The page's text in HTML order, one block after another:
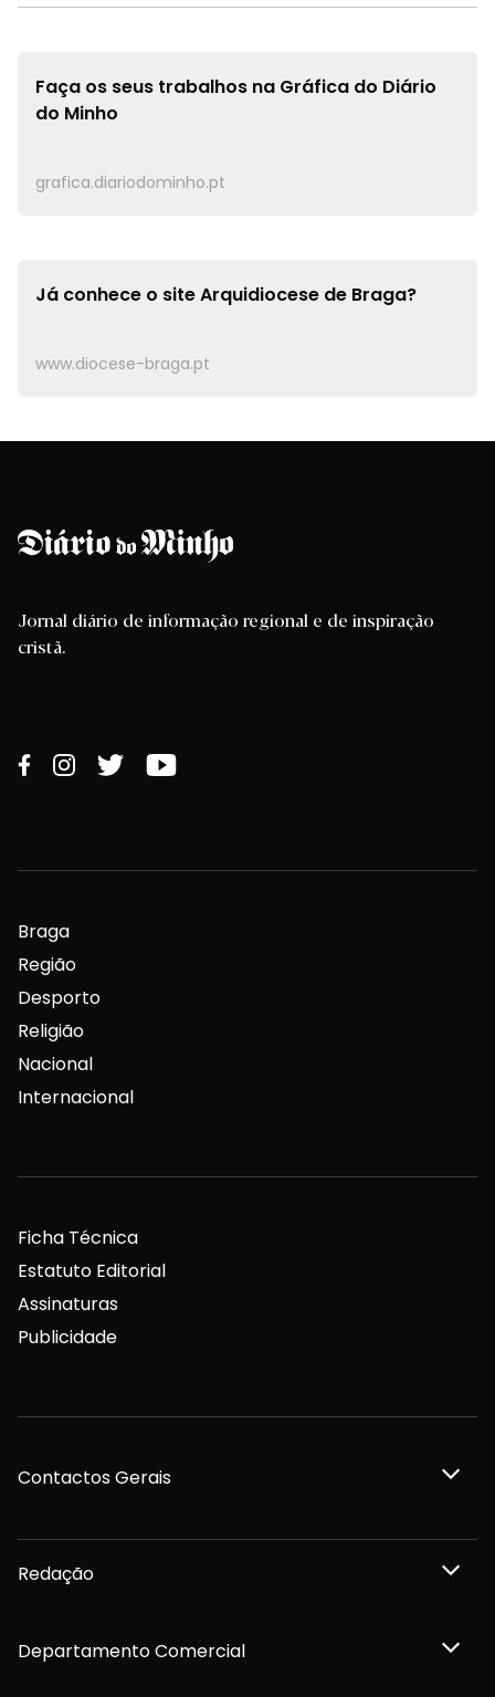
Faça os seus trabalhos na Gráfica do Diário
do Minho
grafica.diariodominho.pt
Já conhece o siteArquidiocese de Braga?
www.diocese-braga.pt
Jornal diário de informação regional e de inspiração
cristã.
Braga
Região
Desporto
Religião
Nacional
Internacional
Ficha Técnica
Estatuto Editorial
Assinaturas
Publicidade
Contactos Gerais
Redação
Departamento Comercial